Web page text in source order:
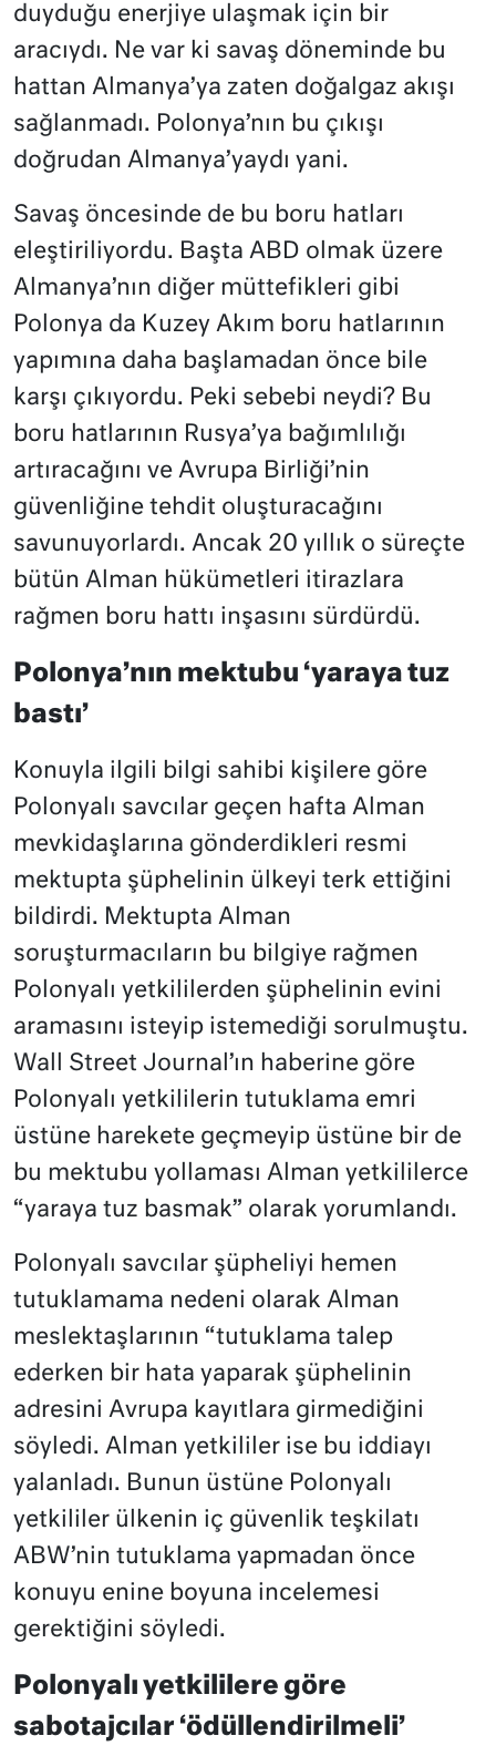
duyduğu enerjiye ulaşmak için bir
aracıydı. Ne var ki savaş döneminde bu
hattan Almanya’ya zaten doğalgaz akışı
sağlanmadı. Polonya’nın bu çıkışı
doğrudan Almanya’yaydı yani.
Savaş öncesinde de bu boru hatları
eleştiriliyordu. Başta ABD olmak üzere
Almanya’nın diğer müttefikleri gibi
Polonya da Kuzey Akım boru hatlarının
yapımına daha başlamadan önce bile
karşı çıkıyordu. Peki sebebi neydi? Bu
boru hatlarının Rusya’ya bağımlılığı
artıracağını ve Avrupa Birliği’nin
güvenliğine tehdit oluşturacağını
savunuyorlardı. Ancak 20 yıllık o süreçte
bütün Alman hükümetleri itirazlara
rağmen boru hattı inşasını sürdürdü.
Polonya’nın mektubu ‘yaraya tuz
bastı’
Konuyla ilgili bilgi sahibi kişilere göre
Polonyalı savcılar geçen hafta Alman
mevkidaşlarına gönderdikleri resmi
mektupta şüphelinin ülkeyi terk ettiğini
bildirdi. Mektupta Alman
soruşturmacıların bu bilgiye rağmen
Polonyalı yetkililerden şüphelinin evini
aramasını isteyip istemediği sorulmuştu.
Wall Street Journal’ın haberine göre
Polonyalı yetkililerin tutuklama emri
üstüne harekete geçmeyip üstüne bir de
bu mektubu yollaması Alman yetkililerce
“yaraya tuz basmak” olarak yorumlandı.
Polonyalı savcılar şüpheliyi hemen
tutuklamama nedeni olarak Alman
meslektaşlarının “tutuklama talep
ederken bir hata yaparak şüphelinin
adresini Avrupa kayıtlara girmediğini
söyledi. Alman yetkililer ise bu iddiayı
yalanladı. Bunun üstüne Polonyalı
yetkililer ülkenin iç güvenlik teşkilatı
ABW’nin tutuklama yapmadan önce
konuyu enine boyuna incelemesi
gerektiğini söyledi.
Polonyalı yetkililere göre
sabotajcılar ‘ödüllendirilmeli’